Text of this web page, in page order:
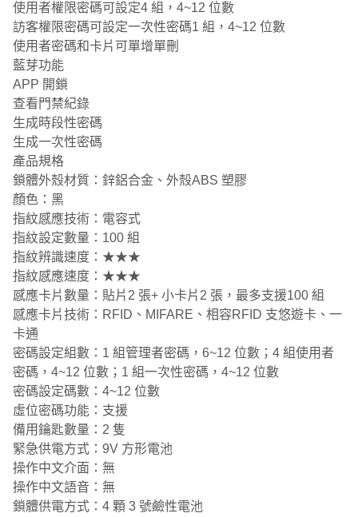
使用者權限密碼可設定4 組，4~12 位數
訪客權限密碼可設定一次性密碼1 組，4~12 位數
使用者密碼和卡片可單增單刪
藍芽功能
APP 開鎖
查看門禁紀錄
生成時段性密碼
生成一次性密碼
產品規格
鎖體外殼材質：鋅鋁合金、外殼ABS 塑膠
顏色：黑
指紋感應技術：電容式
指紋設定數量：100 組
指紋辨識速度：★★★
指紋感應速度：★★★
感應卡片數量：貼片2 張+ 小卡片2 張，最多支援100 組
感應卡片技術：RFID、MIFARE、相容RFID 支悠遊卡、一
卡通
密碼設定組數：1 組管理者密碼，6~12 位數；4 組使用者
密碼，4~12 位數；1 組一次性密碼，4~12 位數
密碼設定碼數：4~12 位數
虛位密碼功能：支援
備用鑰匙數量：2 隻
緊急供電方式：9V 方形電池
操作中文介面：無
操作中文語音：無
鎖體供電方式：4 顆 3 號鹼性電池